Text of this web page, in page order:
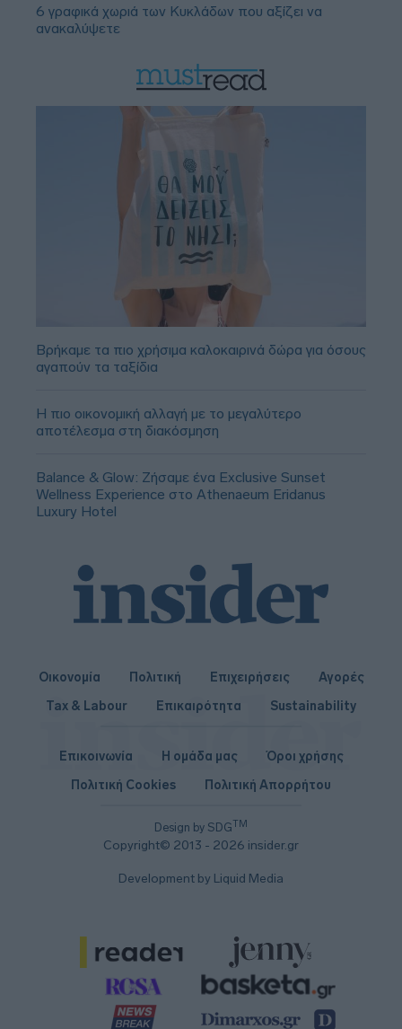
6 γραφικά χωριά των Κυκλάδων που αξίζει να
ανακαλύψετε
Βρήκαμε τα πιο χρήσιμα καλοκαιρινά δώρα για όσους
αγαπούν τα ταξίδια
Η πιο οικονομική αλλαγή με το μεγαλύτερο
αποτέλεσμα στη διακόσμηση
Balance & Glow: Ζήσαμε ένα Exclusive Sunset
Wellness Experience στο Athenaeum Eridanus
Luxury Hotel
Οικονομία Πολιτική Επιχειρήσεις
Αγορές
Tax & Labour
Επικαιρότητα Sustainability
Design by SDGTM
Copyright© 2013 - 2026 insider.gr
Επικοινωνία Η ομάδα μας
Όροι χρήσης
Πολιτική Cookies
Πολιτική Απορρήτου
Development by Liquid Media